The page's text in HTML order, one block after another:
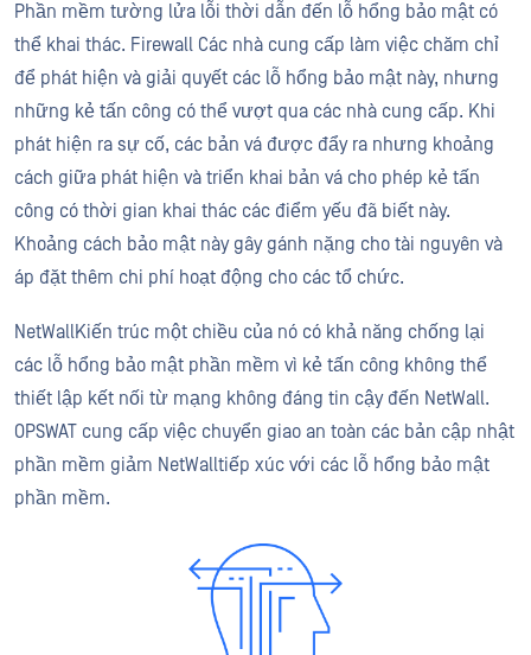
Phần mềm tường lửa lỗi thời dẫn đến lỗ hổng bảo mật có
thể khai thác. Firewall Các nhà cung cấp làm việc chăm chỉ
để phát hiện và giải quyết các lỗ hổng bảo mật này, nhưng
những kẻ tấn công có thể vượt qua các nhà cung cấp. Khi
phát hiện ra sự cố, các bản vá được đẩy ra nhưng khoảng
cách giữa phát hiện và triển khai bản vá cho phép kẻ tấn
công có thời gian khai thác các điểm yếu đã biết này.
Khoảng cách bảo mật này gây gánh nặng cho tài nguyên và
áp đặt thêm chi phí hoạt động cho các tổ chức.
NetWallKiến trúc một chiều của nó có khả năng chống lại
các lỗ hổng bảo mật phần mềm vì kẻ tấn công không thể
thiết lập kết nối từ mạng không đáng tin cậy đến NetWall.
OPSWAT cung cấp việc chuyển giao an toàn các bản cập nhật
phần mềm giảm NetWalltiếp xúc với các lỗ hổng bảo mật
phần mềm.